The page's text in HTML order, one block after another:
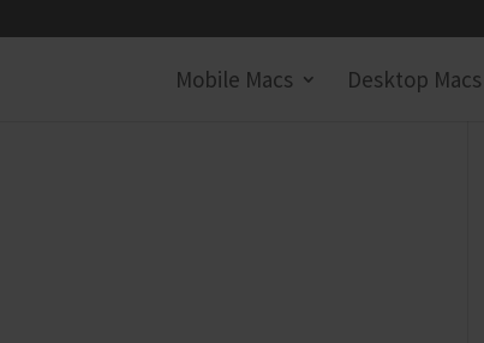
Mobile Macs Desktop Macs